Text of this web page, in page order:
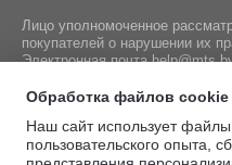
Лицо уполномоченное
покупателей о нарушении их
Электронная почта
Номер телефона работников
регистрации СООО
уполномоченных
Обработка файлов cookie
Наш сайт использует
пользовательского опыта,